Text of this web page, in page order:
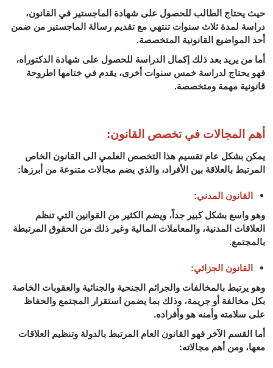
حيث يحتاج الطالب للحصول على شهادة الماجستير في القانون،
دراسة لمدة ثلاث سنوات تنتهي مع تقديم رسالة الماجستير من ضمن
أحد المواضيع القانونية المتخصصة.
أما من يريد بعد ذلك إكمال الدراسة للحصول على شهادة الدكتوراه،
فهو يحتاج لدراسة خمس سنوات أخرى، يقدم في ختامها اطروحة
قانونية مهمة ومتخصصة.
أهم المجالات في تخصص القانون:
يمكن بشكل عام تقسيم هذا التخصص العلمي الى القانون الخاص
المرتبط بالعلاقة بين الأفراد، والذي يضم مجالات متنوعة من أبرزها:
القانون المدني:
وهو واسع بشكل كبير جداً، ويضم الكثير من القوانين التي تنظم
العلاقات المدنية، والمعاملات المالية وغير ذلك من الحقوق المرتبطة
بالمجتمع.
القانون الجزائي:
وهو يرتبط بالمخالفات والجرائم الجنحية والجنائية والعقوبات الخاصة
بكل مخالفة أو جريمة، وذلك بما يضمن استقرار المجتمع والحفاظ
على سلامته وأمنه هو وأفراده.
أما القسم الآخر فهو القانون العام المرتبط بالدولة وتنظيم العلاقات
معها، ومن أهم مجالاته: